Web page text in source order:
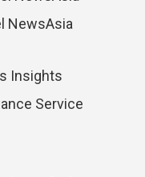
NewsAsia
Service